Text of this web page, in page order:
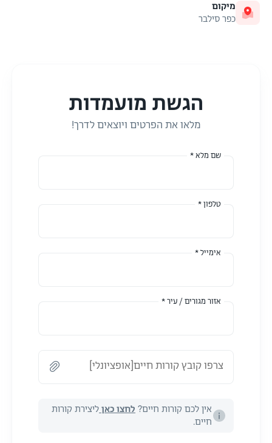
מיקום
כפר סילבר
הגשת מועמדות
מלאו את הפרטים ויוצאים לדרך!
שם מלא *
טלפון *
אימייל *
אזור מגורים / עיר *
צרפו קובץ קורות חיים[אופציונלי]
אין לכם קורות חיים? לחצו כאן ליצירת קורות
חיים.